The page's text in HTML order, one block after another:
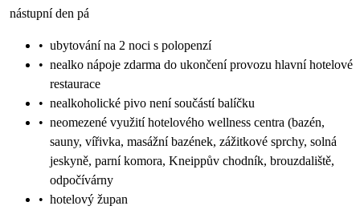
nástupní den pá
• ubytování na 2 noci s polopenzí
• nealko nápoje zdarma do ukončení provozu hlavní hotelové
restaurace
• nealkoholické pivo není součástí balíčku
• neomezené využití hotelového wellness centra (bazén,
sauny, vířivka, masážní bazének, zážitkové sprchy, solná
jeskyně, parní komora, Kneippův chodník, brouzdaliště,
odpočívárny
• hotelový župan